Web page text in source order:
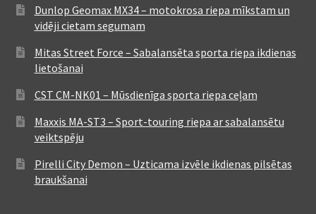
Dunlop Geomax MX34 – motokrosa riepa mīkstam un
vidēji cietam segumam
Mitas Street Force – Sabalansēta sporta riepa ikdienas
lietošanai
CST CM-NK01 – Mūsdienīga sporta riepa ceļam
Maxxis MA-ST3 – Sport-touring riepa ar sabalansētu
veiktspēju
Pirelli City Demon – Uzticama izvēle ikdienas pilsētas
braukšanai